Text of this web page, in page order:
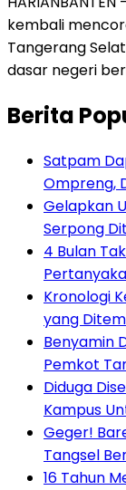
kembali
Tangerang
dasar negeri
Berita
Satpam
Ompreng,
Gelapkan
Serpong
4 Bulan
Kronologi
yang
Benyamin
Pemkot
Diduga
Kampus
Geger!
Tangsel
16 Tahun